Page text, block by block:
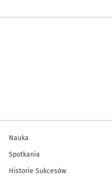
Nauka
Spotkania
Historie Sukcesów